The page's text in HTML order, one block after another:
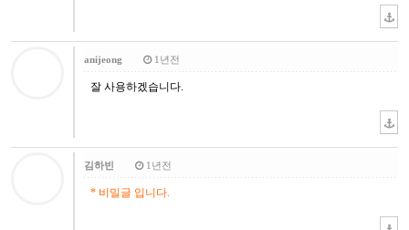
anijeong 1년전
잘 사용하겠습니다.
김하빈 1년전
* 비밀글 입니다.